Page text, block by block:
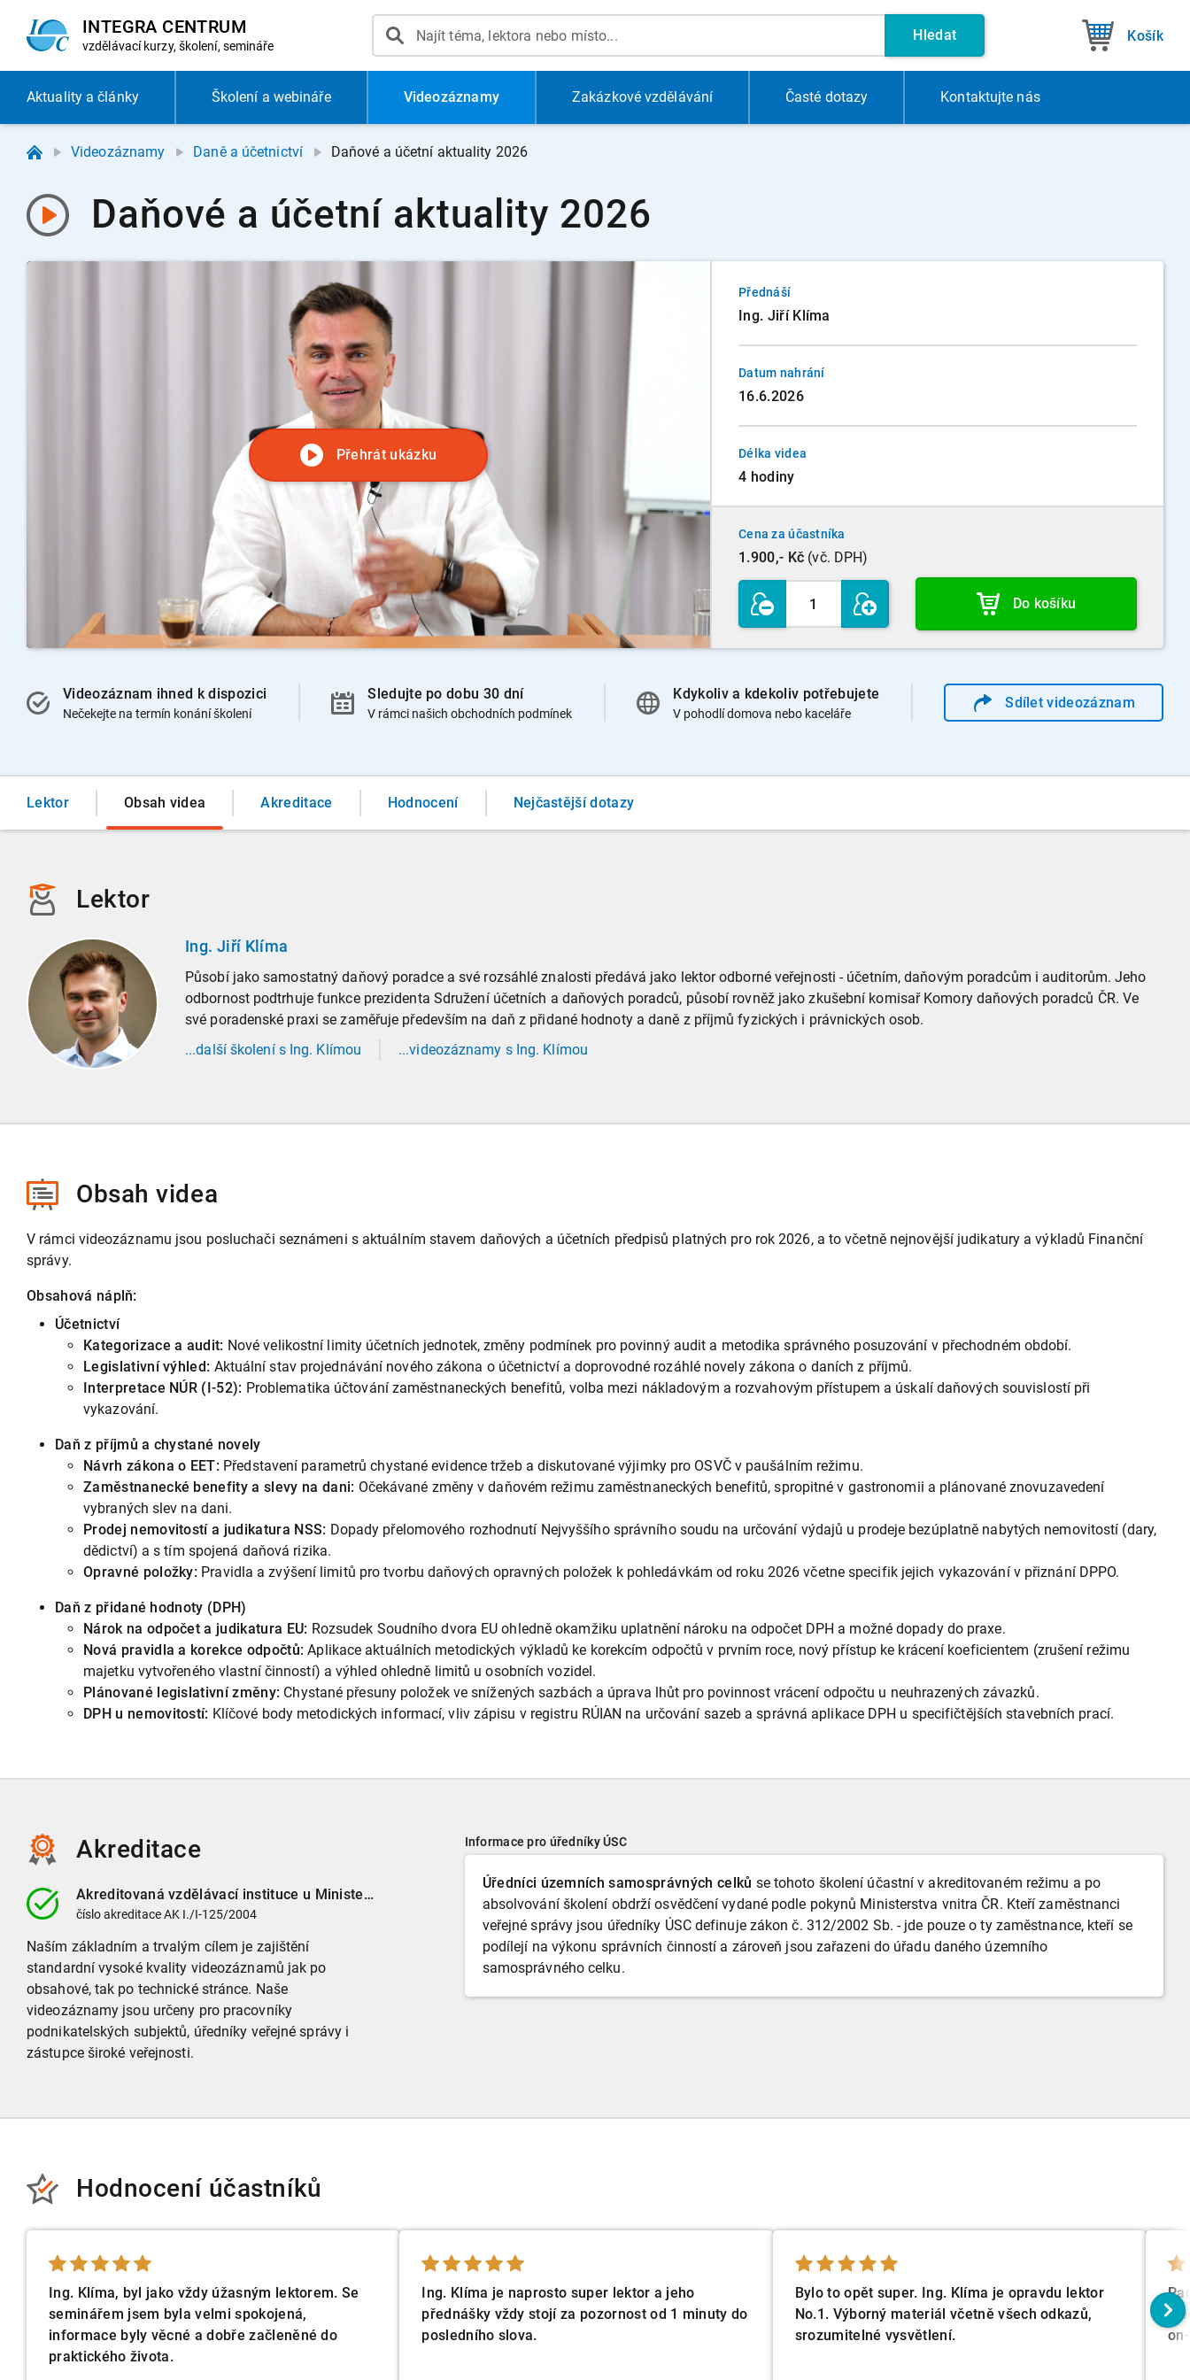
INTEGRA CENTRUM
vzdělávací kurzy, školení, semináře
Hledat Košík
Aktualitya články Školení a webináře Videozáznamy Zakázkové vzdělávání Časté dotazy Kontaktujte nás
Videozáznamy Daně a účetnictví Daňové a účetní aktuality 2026
Daňové a účetní aktuality 2026
Přehrát ukázku
Přednáší
Ing. Jiří Klíma
Datum nahrání
16.6.2026
Délka videa
4 hodiny
Cena za účastníka
1.900,- Kč (vč. DPH)
Do košíku
Videozáznam ihned k dispozici
Nečekejte na termín konání školení
Sledujte po dobu 30 dní
V rámci našich obchodních podmínek
Kdykoliv a kdekoliv potřebujete
V pohodlí domova nebo kaceláře
Sdíletvideozáznam
Lektor Obsah videa Akreditace Hodnocení Nejčastější dotazy
Lektor
Ing. Jiří Klíma
Působí jako samostatný daňový poradce a své rozsáhlé znalosti předává jako lektor odborné veřejnosti - účetním, daňovým poradcům i auditorům. Jeho
odbornost podtrhuje funkce prezidenta Sdružení účetních a daňových poradců, působí rovněž jako zkušební komisař Komory daňových poradců ČR. Ve
své poradenské praxi se zaměřuje především na daň z přidané hodnoty a daně z příjmů fyzických i právnických osob.
...další školení s Ing. Klímou ...videozáznamy s Ing. Klímou
Obsah videa
V rámci videozáznamu jsou posluchači seznámeni s aktuálním stavem daňových a účetních předpisů platných pro rok 2026, a to včetně nejnovější judikatury a výkladů Finanční
správy.
Obsahová náplň:
Účetnictví
Kategorizace a audit: Nové velikostní limity účetních jednotek, změny podmínek pro povinný audit a metodika správného posuzování v přechodném období.
Legislativní výhled: Aktuální stav projednávání nového zákona o účetnictví a doprovodné rozáhlé novely zákona o daních z příjmů.
Interpretace NÚR (I-52): Problematika účtování zaměstnaneckých benefitů, volba mezi nákladovým a rozvahovým přístupem a úskalí daňových souvislostí při
vykazování.
Daň z příjmů a chystané novely
Návrh zákona o EET: Představení parametrů chystané evidence tržeb a diskutované výjimky pro OSVČ v paušálním režimu.
Zaměstnanecké benefity a slevy na dani: Očekávané změny v daňovém režimu zaměstnaneckých benefitů, spropitné v gastronomii a plánované znovuzavedení
vybraných slev na dani.
Prodej nemovitostí a judikatura NSS: Dopady přelomového rozhodnutí Nejvyššího správního soudu na určování výdajů u prodeje bezúplatně nabytých nemovitostí (dary,
dědictví) a s tím spojená daňová rizika.
Opravné položky: Pravidla a zvýšení limitů pro tvorbu daňových opravných položek k pohledávkám od roku 2026 včetne specifik jejich vykazování v přiznání DPPO.
Daň z přidané hodnoty (DPH)
Nárok na odpočet a judikatura EU: Rozsudek Soudního dvora EU ohledně okamžiku uplatnění nároku na odpočet DPH a možné dopady do praxe.
Nová pravidla a korekce odpočtů: Aplikace aktuálních metodických výkladů ke korekcím odpočtů v prvním roce, nový přístup ke krácení koeficientem (zrušení režimu
majetku vytvořeného vlastní činností) a výhled ohledně limitů u osobních vozidel.
Plánované legislativní změny: Chystané přesuny položek ve snížených sazbách a úprava lhůt pro povinnost vrácení odpočtu u neuhrazených závazků.
DPH u nemovitostí: Klíčové body metodických informací, vliv zápisu v registru RÚIAN na určování sazeb a správná aplikace DPH u specifičtějších stavebních prací.
Akreditace
Akreditovaná vzdělávací instituce u Ministerstva vnitra ČR
čísloakreditaceAK I./I-125/2004
Naším základním a trvalým cílem je zajištění
standardní vysoké kvality videozáznamů jak po
obsahové, tak po technické stránce. Naše
videozáznamy jsou určeny pro pracovníky
podnikatelských subjektů, úředníky veřejné správy i
zástupce široké veřejnosti.
Informace pro úředníky ÚSC
Úředníci územních samosprávných celků se tohoto školení účastní v akreditovaném režimu a po
absolvování školení obdrží osvědčení vydané podle pokynů Ministerstva vnitra ČR. Kteří zaměstnanci
veřejné správy jsou úředníky ÚSC definuje zákon č. 312/2002 Sb. - jde pouze o ty zaměstnance, kteří se
podílejí na výkonu správních činností a zároveň jsou zařazeni do úřadu daného územního
samosprávného celku.
Hodnocení účastníků
Ing. Klíma, byl jako vždy úžasným lektorem. Se
seminářem jsem byla velmi spokojená,
informace byly věcné a dobře začleněné do
praktického života.
Ing. Klíma je naprosto super lektor a jeho
přednášky vždy stojí za pozornost od 1 minuty do
posledního slova.
Bylo to opět super. Ing. Klíma je opravdu lektor
No.1. Výborný materiál včetně všech odkazů,
srozumitelné vysvětlení.